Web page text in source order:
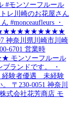
#モンソーフルール
レ川崎のお花屋さん
#monceaufleurs ・
神奈川県川崎市川崎
6701 営業時
ンソーフルール
ランドです。 ・
験者優遇 未経験
〒230-0051 神奈川
式会社花芳商店 モ